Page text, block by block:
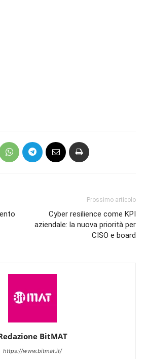
Prossimo articolo
Cyber resilience come KPI
aziendale: la nuova priorità per
CISO e board
BitMAT
https://www.bitmat.it/